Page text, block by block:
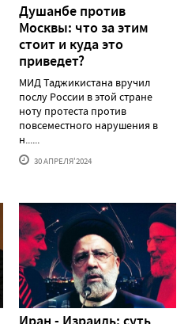
Душанбе против
Москвы: что за этим
стоит и куда это
приведет?
МИД Таджикистана вручил
послу России в этой стране
ноту протеста против
повсеместного нарушения в
н......
30 АПРЕЛЯ'2024